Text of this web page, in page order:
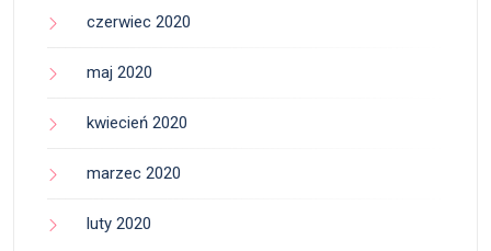
czerwiec 2020
maj 2020
kwiecień 2020
marzec 2020
luty 2020